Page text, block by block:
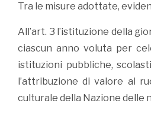
Tra le misure adottate,
All’art. 3 l’istituzione della
ciascun anno voluta per
istituzioni pubbliche,
l’attribuzione di valore al
culturale della Nazione delle